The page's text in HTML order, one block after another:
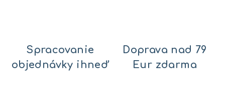
Spracovanie
objednávky ihneď
Doprava nad 79
Eur zdarma